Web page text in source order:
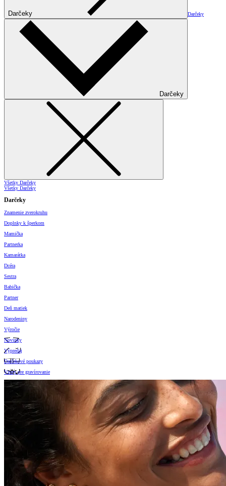
Darčeky Darčeky
Darčeky
Všetky Darčeky
Všetky Darčeky
Darčeky
Znamenie zverokruhu
Doplnky k šperkom
Mamička
Partnerka
Kamarátka
Dcéra
Sestra
Babička
Partner
Deň matiek
Narodeniny
Výročie
Novinky
Výpredaj
Darčekové poukazy
Vzory pre gravírovanie